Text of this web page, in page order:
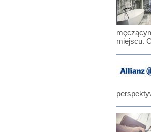
miejscu.